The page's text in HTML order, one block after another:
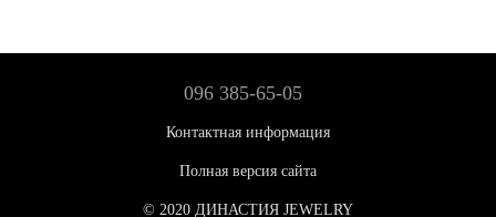
096 385-65-05
Контактная информация
Полная версия сайта
© 2020 ДИНАСТИЯ JEWELRY